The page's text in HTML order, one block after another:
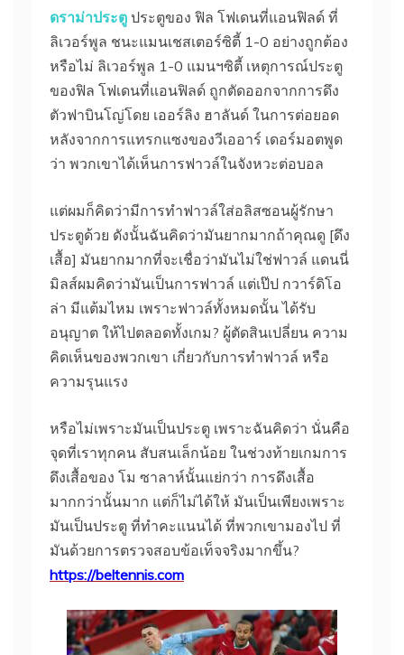
ดราม่าประตู ประตูของ ฟิล โฟเดนที่แอนฟิลด์ ที่
ลิเวอร์พูล ชนะแมนเชสเตอร์ซิตี้ 1-0 อย่างถูกต้อง
หรือไม่ ลิเวอร์พูล 1-0 แมนฯซิตี้ เหตุการณ์ประตู
ของฟิล โฟเดนที่แอนฟิลด์ ถูกตัดออกจากการดึง
ตัวฟาบินโญ่โดย เออร์ลิง ฮาลันด์ ในการต่อยอด
หลังจากการแทรกแซงของวีเออาร์ เดอร์มอตพูด
ว่า พวกเขาได้เห็นการฟาวล์ในจังหวะต่อบอล
แต่ผมก็คิดว่ามีการทําฟาวล์ใส่อลิสซอนผู้รักษา
ประตูด้วย ดังนั้นฉันคิดว่ามันยากมากถ้าคุณดู [ดึง
เสื้อ] มันยากมากที่จะเชื่อว่ามันไม่ใช่ฟาวล์ แดนนี่
มิลส์ผมคิดว่ามันเป็นการฟาวล์ แต่เป๊ป กวาร์ดิโอ
ล่า มีแต้มไหม เพราะฟาวล์ทั้งหมดนั้น ได้รับ
อนุญาต ให้ไปตลอดทั้งเกม? ผู้ตัดสินเปลี่ยน ความ
คิดเห็นของพวกเขา เกี่ยวกับการทําฟาวล์ หรือ
ความรุนแรง
หรือไม่เพราะมันเป็นประตู เพราะฉันคิดว่า นั่นคือ
จุดที่เราทุกคน สับสนเล็กน้อย ในช่วงท้ายเกมการ
ดึงเสื้อของ โม ซาลาห์นั้นแย่กว่า การดึงเสื้อ
มากกว่านั้นมาก แต่ก็ไม่ได้ให้ มันเป็นเพียงเพราะ
มันเป็นประตู ที่ทําคะแนนได้ ที่พวกเขามองไป ที่
มันด้วยการตรวจสอบข้อเท็จจริงมากขึ้น?
https://beltennis.com